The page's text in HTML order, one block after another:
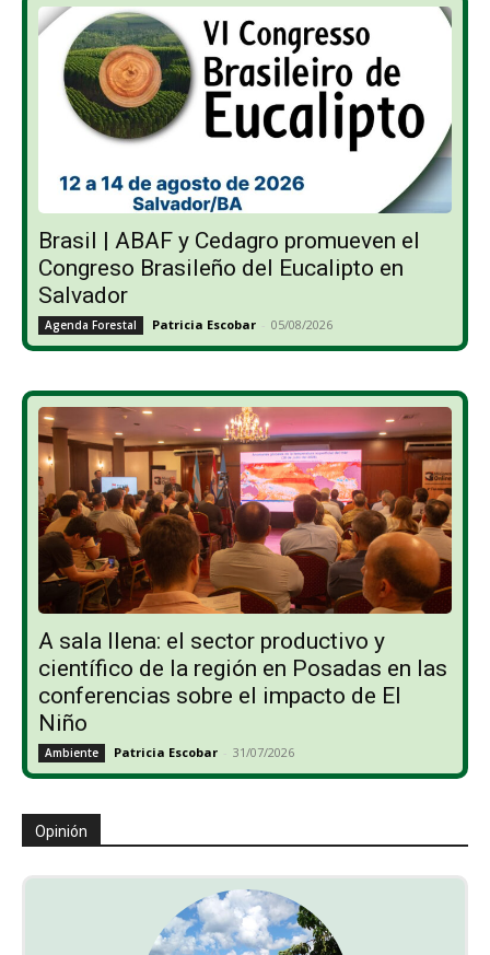
Brasil | ABAF y Cedagro promueven el
Congreso Brasileño del Eucalipto en
Salvador
Agenda Forestal Patricia Escobar - 05/08/2026
A sala llena: el sector productivo y
científico de la región en Posadas en las
conferencias sobre el impacto de El
Niño
Ambiente Patricia Escobar - 31/07/2026
Opinión